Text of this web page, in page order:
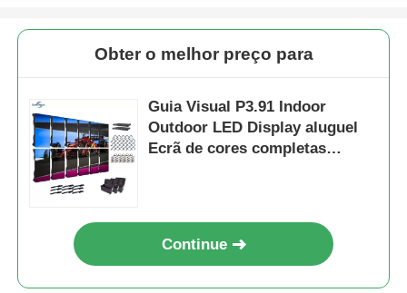
Obter o melhor preço para
Guia Visual P3.91 Indoor
Outdoor LED Display aluguel
Ecrã de cores completas
Continue